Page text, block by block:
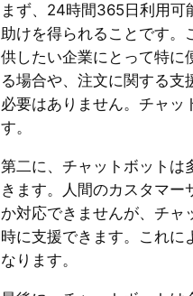
まず、24時間365日利用可
助けを得られることです。
供したい企業にとって特に
る場合や、注文に関する支
必要はありません。チャッ
す。
第二に、チャットボットは
きます。人間のカスタマー
か対応できませんが、チャ
時に支援できます。これに
なります。